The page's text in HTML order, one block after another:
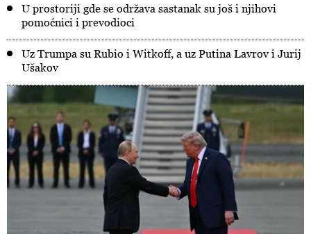
U prostoriji gde se održava sastanak su još i njihovi
pomoćnici i prevodioci
Uz Trumpa su Rubio i Witkoff, a uz Putina Lavrov i Jurij
Ušakov